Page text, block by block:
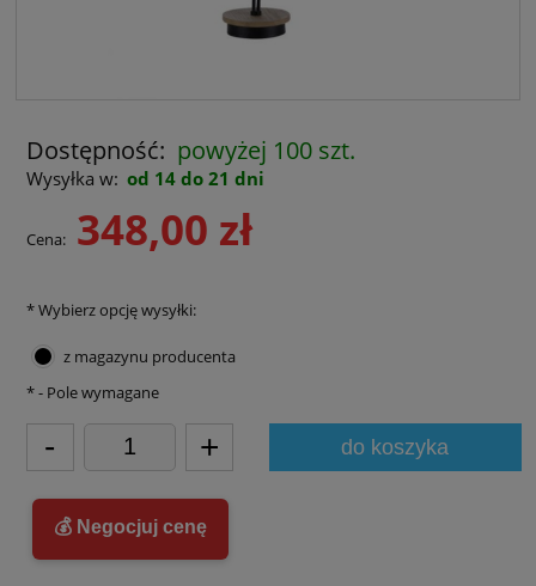
Dostępność: powyżej 100 szt.
Wysyłka w: od 14 do 21 dni
Cena: 348,00 zł
*Wybierz opcję wysyłki:
z magazynu producenta
- + do koszyka
*- Pole wymagane
💰 Negocjuj cenę